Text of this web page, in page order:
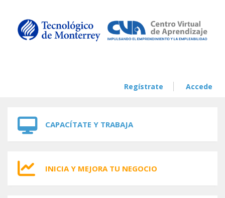
Regístrate Accede
CAPACÍTATE Y TRABAJA
INICIA Y MEJORA TU NEGOCIO